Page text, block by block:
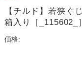
【チルド】若狭ぐ
箱入り［_115602_］
価格: